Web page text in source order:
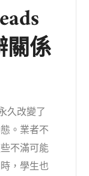
係
久改變了
。業者不
不滿可能
，學生也